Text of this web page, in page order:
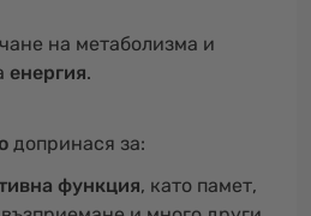
на метаболизма и
енергия.
допринася за:
функция, като памет,